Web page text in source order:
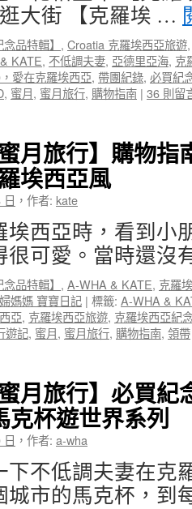
片
連
總
整
理!〉
大街 【克羅埃 …
品特輯】 , Croatia 克羅埃西亞旅遊
KATE, 不低調夫妻, 亞德里亞海, 克
愛在克羅埃西亞, 帶團紀錄, 必買紀
, 蜜月, 蜜月旅行, 購物指南 | 36 則留
月旅行】購物
埃西亞風
， 作者: kate
埃西亞時，看到小
很可愛。當時還
品特輯】 , A-WHA & KATE, 克羅
媽媽 寶寶日記 | 標籤: A-WHA &
亞, 克羅埃西亞旅遊, 克羅埃西亞紀
遊記, 蜜月, 蜜月旅行, 購物指南, 領帶
月旅行】必買
克杯遊世界系列
， 作者: a-wha
下不低調夫妻在克
城市的馬克杯，